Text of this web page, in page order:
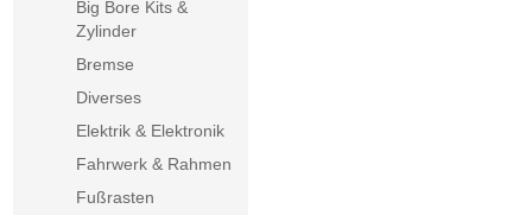
Big Bore Kits &
Zylinder
Bremse
Diverses
Elektrik & Elektronik
Fahrwerk & Rahmen
Fußrasten